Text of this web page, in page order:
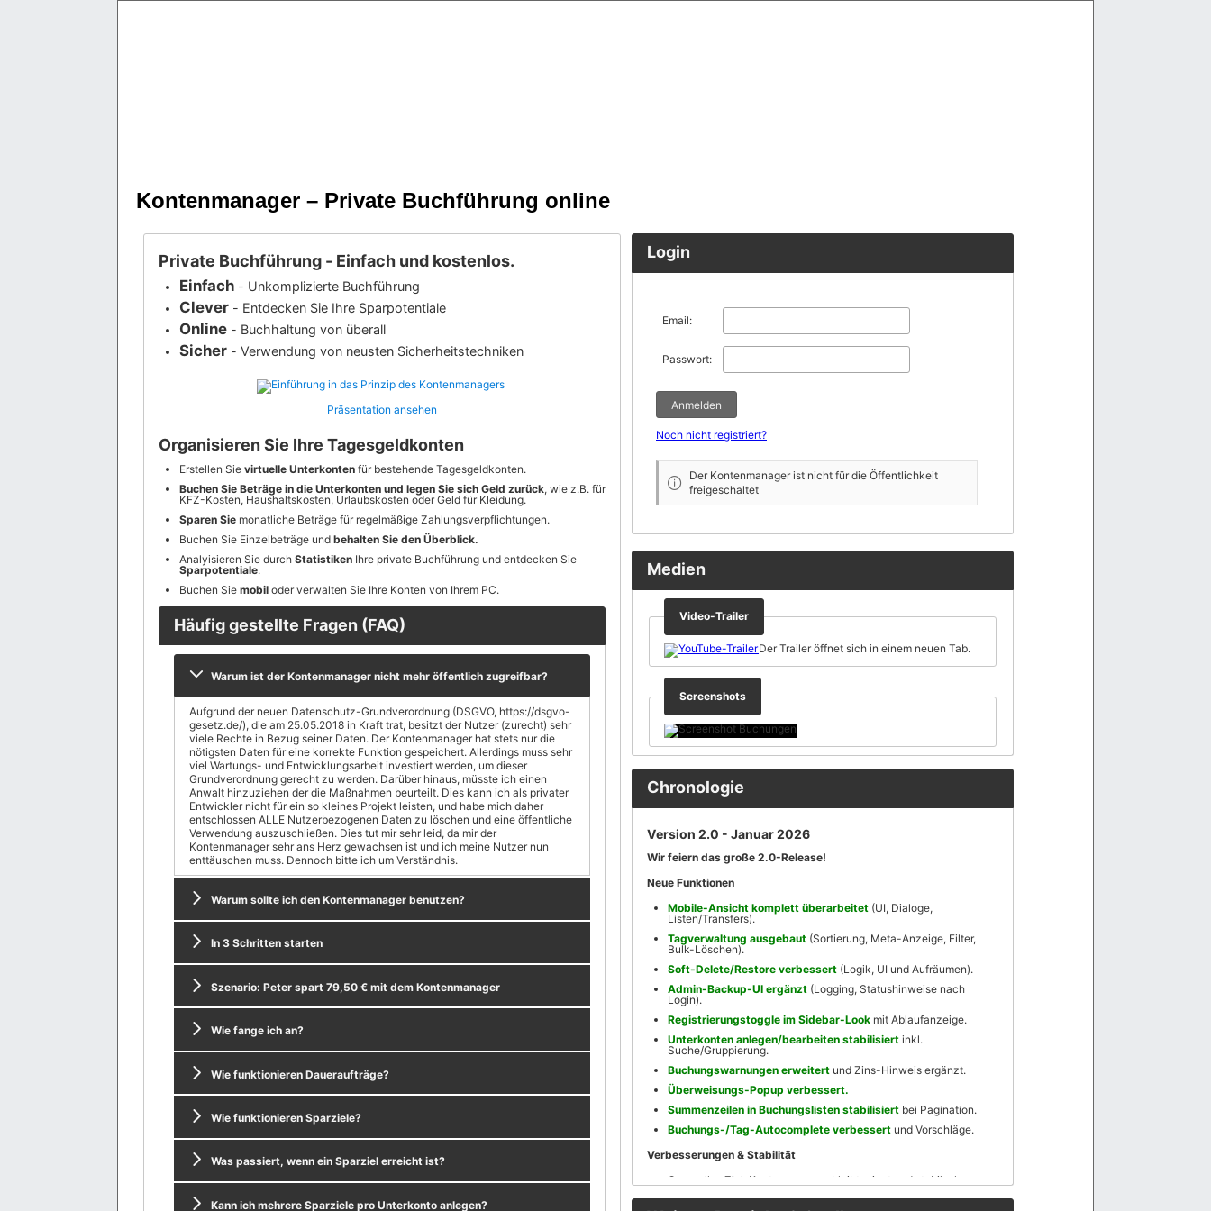
Kontenmanager – Private Buchführung online
Private Buchführung - Einfach und kostenlos.
Einfach - Unkomplizierte Buchführung
Clever - Entdecken Sie Ihre Sparpotentiale
Online - Buchhaltung von überall
Sicher - Verwendung von neusten Sicherheitstechniken
Präsentation ansehen
Organisieren Sie Ihre Tagesgeldkonten
Erstellen Sie virtuelle Unterkonten für bestehende Tagesgeldkonten.
Buchen Sie Beträge in die Unterkonten und legen Sie sich Geld zurück, wie z.B. für
KFZ-Kosten, Haushaltskosten, Urlaubskosten oder Geld für Kleidung.
Sparen Sie monatliche Beträge für regelmäßige Zahlungsverpflichtungen.
Buchen Sie Einzelbeträge und behalten Sie den Überblick.
Analyisieren Sie durch Statistiken Ihre private Buchführung und entdecken Sie
Sparpotentiale.
Buchen Sie mobil oder verwalten Sie Ihre Konten von Ihrem PC.
Häufig gestellte Fragen (FAQ)
Warum ist der Kontenmanager nicht mehr öffentlich zugreifbar?
Aufgrund der neuen Datenschutz-Grundverordnung (DSGVO, https://dsgvo-
gesetz.de/), die am 25.05.2018 in Kraft trat, besitzt der Nutzer (zurecht) sehr
viele Rechte in Bezug seiner Daten. Der Kontenmanager hat stets nur die
nötigsten Daten für eine korrekte Funktion gespeichert. Allerdings muss sehr
viel Wartungs- und Entwicklungsarbeit investiert werden, um dieser
Grundverordnung gerecht zu werden. Darüber hinaus, müsste ich einen
Anwalt hinzuziehen der die Maßnahmen beurteilt. Dies kann ich als privater
Entwickler nicht für ein so kleines Projekt leisten, und habe mich daher
entschlossen ALLE Nutzerbezogenen Daten zu löschen und eine öffentliche
Verwendung auszuschließen. Dies tut mir sehr leid, da mir der
Kontenmanager sehr ans Herz gewachsen ist und ich meine Nutzer nun
enttäuschen muss. Dennoch bitte ich um Verständnis.
Warum sollte ich den Kontenmanager benutzen?
In 3 Schritten starten
Szenario: Peter spart 79,50 € mit dem Kontenmanager
Wie fange ich an?
Wie funktionieren Daueraufträge?
Wie funktionieren Sparziele?
Was passiert, wenn ein Sparziel erreicht ist?
Kann ich mehrere Sparziele pro Unterkonto anlegen?
Login
Email:
Passwort:
Anmelden
Noch nicht registriert?
Der Kontenmanager ist nicht für die Öffentlichkeit
freigeschaltet
Medien
Video-Trailer
Der Trailer öffnet sich in einem neuen Tab.
Screenshots
Chronologie
Version 2.0 - Januar 2026
Wir feiern das große 2.0-Release!
Neue Funktionen
Mobile-Ansicht komplett überarbeitet (UI, Dialoge,
Listen/Transfers).
Tagverwaltung ausgebaut (Sortierung, Meta-Anzeige, Filter,
Bulk-Löschen).
Soft-Delete/Restore verbessert (Logik, UI und Aufräumen).
Admin-Backup-UI ergänzt (Logging, Statushinweise nach
Login).
Registrierungstoggle im Sidebar-Look mit Ablaufanzeige.
Unterkonten anlegen/bearbeiten stabilisiert inkl.
Suche/Gruppierung.
Buchungswarnungen erweitert und Zins-Hinweis ergänzt.
Überweisungs-Popup verbessert.
Summenzeilen in Buchungslisten stabilisiert bei Pagination.
Buchungs-/Tag-Autocomplete verbessert und Vorschläge.
Verbesserungen & Stabilität
Generelles Ziel: Kontenmanager bleibt privat und stabil, ohne
öffentliche Registrierung.